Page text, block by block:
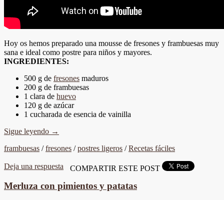
Hoy os hemos preparado una mousse de fresones y frambuesas muy
sana e ideal como postre para niños y mayores.
INGREDIENTES:
500 g de fresones maduros
200 g de frambuesas
1 clara de huevo
120 g de azúcar
1 cucharada de esencia de vainilla
Sigue leyendo →
frambuesas /fresones /postres ligeros /Recetas fáciles
Deja una respuesta COMPARTIR ESTE POST
Merluza con pimientos y patatas